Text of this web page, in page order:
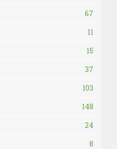
67
11
15
37
103
148
24
8